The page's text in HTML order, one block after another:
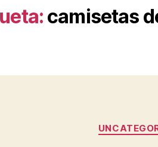
camisetas